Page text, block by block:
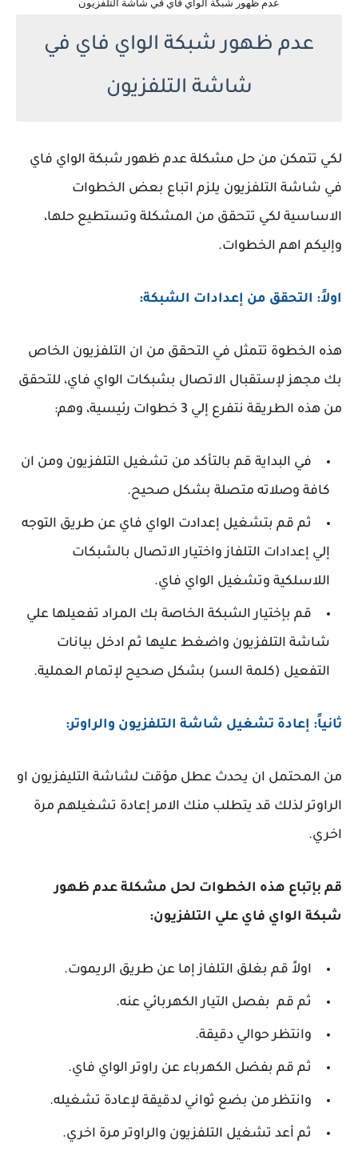
عدم ظهور شبكة الواي فاي في شاشة التلفزيون
عدم ظهور شبكة الواي فاي في
شاشة التلفزيون
لكي تتمكن من حل مشكلة عدم ظهور شبكة الواي فاي
في شاشة التلفزيون يلزم اتباع بعض الخطوات
الاساسية لكي تتحقق من المشكلة وتستطيع حلها،
وإليكم اهم الخطوات.
اولاً: التحقق من إعدادات الشبكة:
هذه الخطوة تتمثل في التحقق من ان التلفزيون الخاص
بك مجهز لإستقبال الاتصال بشبكات الواي فاي، للتحقق
من هذه الطريقة نتفرع إلي 3 خطوات رئيسية، وهم:
في البداية قم بالتأكد من تشغيل التلفزيون ومن ان
كافة وصلاته متصلة بشكل صحيح.
ثم قم بتشغيل إعدادت الواي فاي عن طريق التوجه
إلي إعدادات التلفاز واختيار الاتصال بالشبكات
اللاسلكية وتشغيل الواي فاي.
قم بإختيار الشبكة الخاصة بك المراد تفعيلها علي
شاشة التلفزيون واضغط عليها ثم ادخل بيانات
التفعيل (كلمة السر) بشكل صحيح لإتمام العملية.
ثانياً: إعادة تشغيل شاشة التلفزيون والراوتر:
من المحتمل ان يحدث عطل مؤقت لشاشة التليفزيون او
الراوتر لذلك قد يتطلب منك الامر إعادة تشغيلهم مرة
اخري.
قم بإتباع هذه الخطوات لحل مشكلة عدم ظهور
شبكة الواي فاي علي التلفزيون:
اولاً قم بغلق التلفاز إما عن طريق الريموت.
ثم قم بفصل التيار الكهربائي عنه.
وانتظر حوالي دقيقة.
ثم قم بفضل الكهرباء عن راوتر الواي فاي.
وانتظر من بضع ثواني لدقيقة لإعادة تشغيله.
ثم أعد تشغيل التلفزيون والراوتر مرة اخري.